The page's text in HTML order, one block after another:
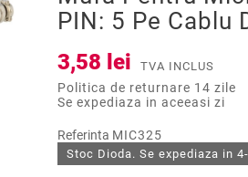
PIN: 5 Pe Cablu
3,58 lei TVA INCLUS
Politica de returnare 14 zile
Se expediaza in aceeasi zi
Referinta MIC325
Stoc Dioda. Se expediaza in